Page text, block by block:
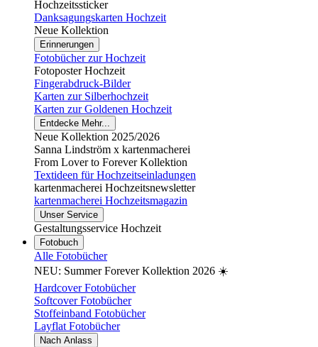
Hochzeitssticker
Danksagungskarten Hochzeit
Neue Kollektion
Erinnerungen
Fotobücher zur Hochzeit
Fotoposter Hochzeit
Fingerabdruck-Bilder
Karten zur Silberhochzeit
Karten zur Goldenen Hochzeit
Entdecke Mehr...
Neue Kollektion 2025/2026
Sanna Lindström x kartenmacherei
From Lover to Forever Kollektion
Textideen für Hochzeitseinladungen
kartenmacherei Hochzeitsnewsletter
kartenmacherei Hochzeitsmagazin
Unser Service
Gestaltungsservice Hochzeit
Fotobuch
Alle Fotobücher
NEU: Summer Forever Kollektion 2026 ☀️
Hardcover Fotobücher
Softcover Fotobücher
Stoffeinband Fotobücher
Layflat Fotobücher
Nach Anlass